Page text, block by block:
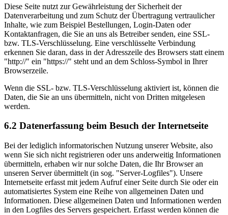
Diese Seite nutzt zur Gewährleistung der Sicherheit der
Datenverarbeitung und zum Schutz der Übertragung vertraulicher
Inhalte, wie zum Beispiel Bestellungen, Login-Daten oder
Kontaktanfragen, die Sie an uns als Betreiber senden, eine SSL-
bzw. TLS-Verschlüsselung. Eine verschlüsselte Verbindung
erkennen Sie daran, dass in der Adresszeile des Browsers statt einem
"http://" ein "https://" steht und an dem Schloss-Symbol in Ihrer
Browserzeile.
Wenn die SSL- bzw. TLS-Verschlüsselung aktiviert ist, können die
Daten, die Sie an uns übermitteln, nicht von Dritten mitgelesen
werden.
6.2 Datenerfassung beim Besuch der Internetseite
Bei der lediglich informatorischen Nutzung unserer Website, also
wenn Sie sich nicht registrieren oder uns anderweitig Informationen
übermitteln, erhaben wir nur solche Daten, die Ihr Browser an
unseren Server übermittelt (in sog. "Server-Logfiles"). Unsere
Internetseite erfasst mit jedem Aufruf einer Seite durch Sie oder ein
automatisiertes System eine Reihe von allgemeinen Daten und
Informationen. Diese allgemeinen Daten und Informationen werden
in den Logfiles des Servers gespeichert. Erfasst werden können die